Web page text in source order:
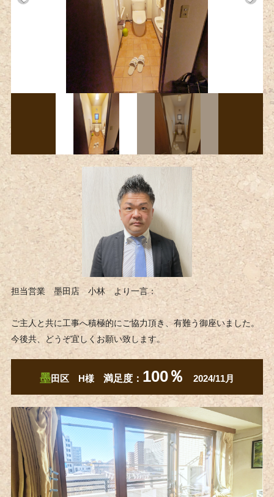
担当営業 墨田店 小林 より一言：
ご主人と共に工事へ積極的にご協力頂き、有難う御座いました。
今後共、どうぞ宜しくお願い致します。
墨田区 H様 満足度： 100％ 2024/11月